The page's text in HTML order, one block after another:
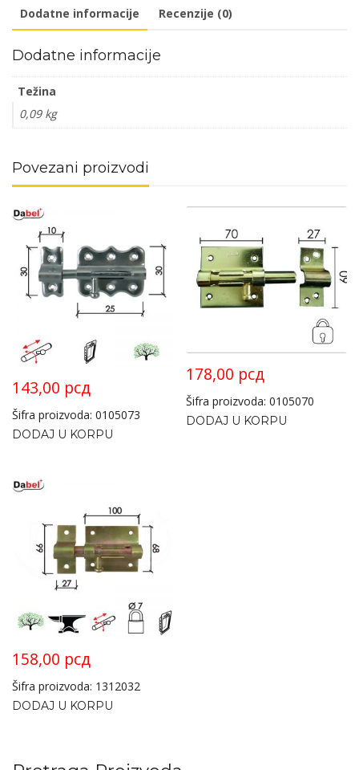
DBP1
Dodatne informacije Recenzije (0)
Dodatne informacije
Težina
0,09 kg
Povezani proizvodi
143,00 рсд
Šifra proizvoda: 0105073
DODAJ U KORPU
178,00 рсд
Šifra proizvoda: 0105070
DODAJ U KORPU
158,00 рсд
Šifra proizvoda: 1312032
DODAJ U KORPU